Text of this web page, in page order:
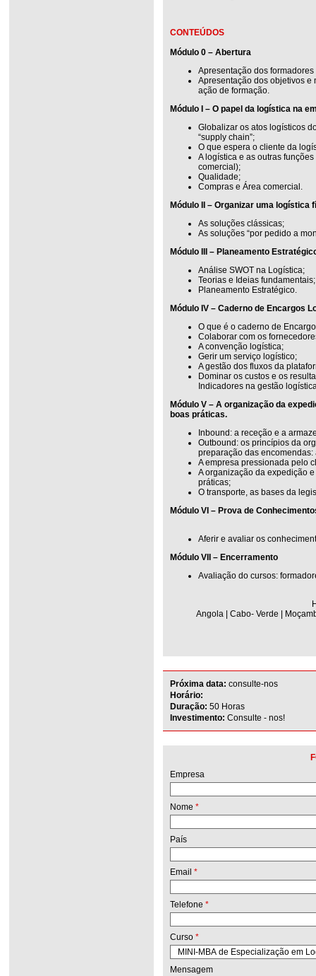
CONTEÚDOS
Módulo 0 – Abertura
Apresentação dos
Apresentação dos objetivos
ação de formação.
Módulo I – O papel da logística na
Globalizar os atos logísticos
“supply chain”;
O que espera o cliente da
A logística e as outras
comercial);
Qualidade;
Compras e Área comercial.
Módulo II – Organizar uma logística
As soluções clássicas;
As soluções “por pedido a
Módulo III – Planeamento
Análise SWOT na Logística;
Teorias e Ideias fundamentais;
Planeamento Estratégico.
Módulo IV – Caderno de Encargos
O que é o caderno de
Colaborar com os
A convenção logística;
Gerir um serviço logístico;
A gestão dos fluxos da
Dominar os custos e os
Indicadores na gestão
Módulo V – A organização da
boas práticas.
Inbound: a receção e a
Outbound: os princípios da
preparação das
A empresa pressionada pelo
A organização da expedição
práticas;
O transporte, as bases da
Módulo VI – Prova de
Aferir e avaliar os
Módulo VII – Encerramento
Avaliação do cursos:
Angola | Cabo- Verde |
Próxima data: consulte-nos
Horário:
Duração: 50 Horas
Investimento: Consulte - nos!
Empresa
Nome *
País
Email *
Telefone *
Curso *
Mensagem